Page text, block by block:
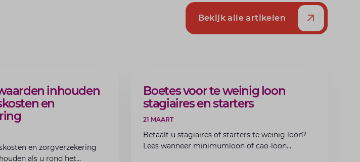
Bekijk alle artikelen
inhouden
en
en zorgverzekering
als u rond het
ARTIKEL
Boetes voor te weinig loon
stagiaires en starters
21 MAART
Betaalt u stagiaires of starters te weinig loon?
Lees wanneer minimumloon of cao-loon